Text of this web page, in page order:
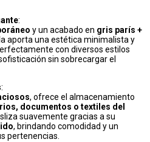
:
y un acabado en gris parís +
aporta una estética minimalista y
con diversos estilos
sin sobrecargar el
:
, ofrece el almacenamiento
documentos o textiles del
suavemente gracias a su
, brindando comodidad y un
pertenencias.